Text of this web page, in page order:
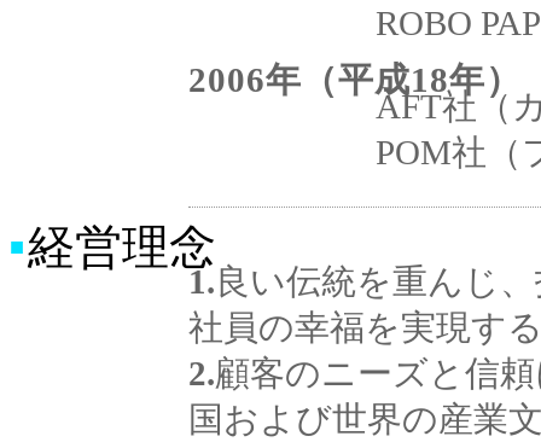
ROBO
2006年（平成18年）
AFT社（
POM社（
■経営理念
1.良い伝統を重んじ
社員の幸福を実現す
2.顧客のニーズと信
国および世界の産業